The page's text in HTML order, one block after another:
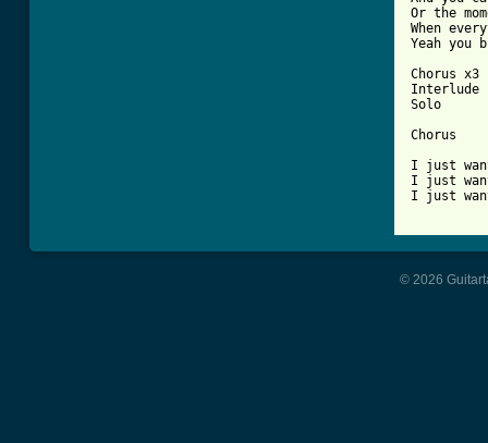
Or the
When
Yeah you
Chorus x3
Interlude
Solo
Chorus
I just
I just
I just
© 2026